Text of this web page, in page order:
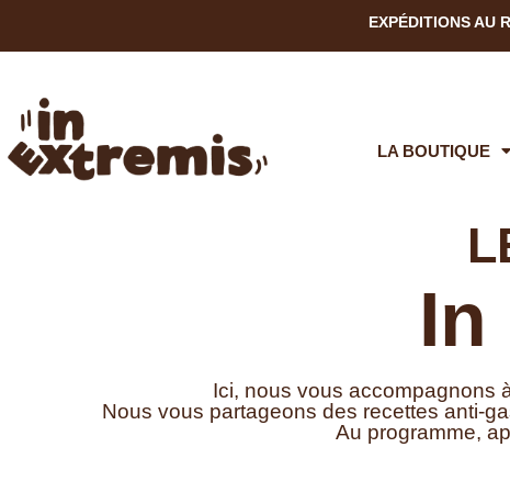
EXPÉDITIONS AU
LA BOUTIQUE
In
Ici, nous vous accompagnons
Nous vous partageons des recettes anti-
Au programme,